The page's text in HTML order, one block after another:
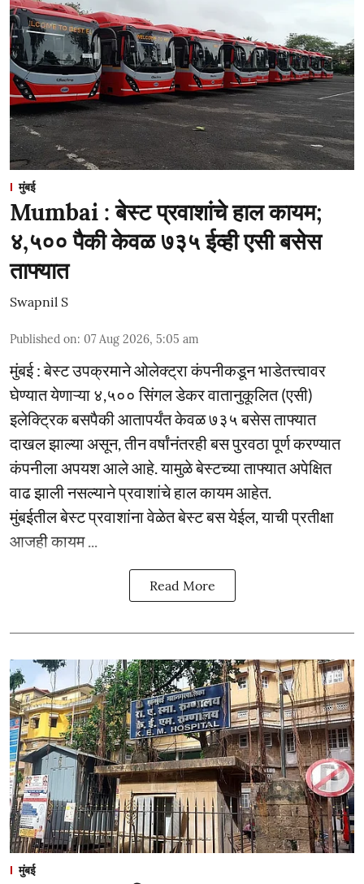
मुंबई
Mumbai : बेस्ट प्रवाशांचे हाल कायम;
४,५०० पैकी केवळ ७३५ ईव्ही एसी बसेस
ताफ्यात
Swapnil S
Published on: 07 Aug 2026, 5:05 am
मुंबई : बेस्ट उपक्रमाने ओलेक्ट्रा कंपनीकडून भाडेतत्त्वावर
घेण्यात येणाऱ्या ४,५०० सिंगल डेकर वातानुकूलित (एसी)
इलेक्ट्रिक बसपैकी आतापर्यंत केवळ ७३५ बसेस ताफ्यात
दाखल झाल्या असून, तीन वर्षांनंतरही बस पुरवठा पूर्ण करण्यात
कंपनीला अपयश आले आहे. यामुळे बेस्टच्या ताफ्यात अपेक्षित
वाढ झाली नसल्याने प्रवाशांचे हाल कायम आहेत.
मुंबईतील बेस्ट प्रवाशांना वेळेत बेस्ट बस येईल, याची प्रतीक्षा
आजही कायम ...
Read More
मुंबई